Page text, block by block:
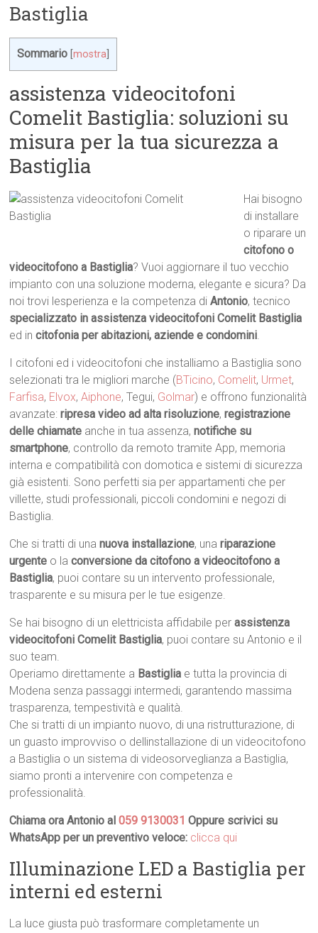
Bastiglia
Sommario [mostra
assistenza videocitofoni
Comelit Bastiglia: soluzioni su
misura per la tua sicurezza a
Bastiglia
Hai bisogno
di installare
o riparare un
citofono o
videocitofono a Bastiglia? Vuoi aggiornare il tuo vecchio
impianto con una soluzione moderna, elegante e sicura? Da
noi trovi lesperienza e la competenza diAntonio, tecnico
specializzato in assistenza videocitofoni Comelit Bastiglia
ed incitofonia per abitazioni, aziende e condomini.
I citofoni ed i videocitofoni che installiamo a Bastiglia sono
selezionati tra le migliori marche (BTicino, Comelit, Urmet,
Farfisa, Elvox,Aiphone, Tegui, Golmar) e offrono funzionalità
avanzate:ripresa video ad alta risoluzione,registrazione
delle chiamate anche in tua assenza,notifiche su
smartphone, controllo da remoto tramite App, memoria
interna e compatibilità con domotica e sistemi di sicurezza
già esistenti. Sono perfetti sia per appartamenti che per
villette, studi professionali, piccoli condomini e negozi di
Bastiglia.
Che si tratti di unanuova installazione, unariparazione
urgente o laconversione da citofono a videocitofono a
Bastiglia, puoi contare su un intervento professionale,
trasparente e su misura per le tue esigenze.
Se hai bisogno di un elettricista affidabile perassistenza
videocitofoni Comelit Bastiglia, puoi contare su Antonio e il
suo team.
Operiamo direttamente a Bastiglia e tutta la provincia di
Modena senza passaggi intermedi, garantendo massima
trasparenza, tempestività e qualità.
Che si tratti di un impianto nuovo, di una ristrutturazione, di
un guasto improvviso o dellinstallazione di un videocitofono
a Bastiglia o un sistema di videosorveglianza a Bastiglia,
siamo pronti a intervenire con competenza e
professionalità.
Chiama ora Antonio al059 9130031 Oppure scrivici su
WhatsApp per un preventivo veloce: clicca qui
Illuminazione LED a Bastiglia per
interni ed esterni
La luce giusta può trasformare completamente un